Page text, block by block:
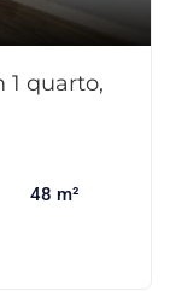
quarto,
48 m²